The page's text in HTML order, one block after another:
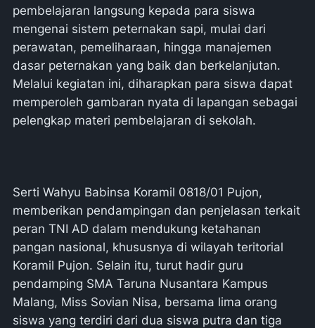
pembelajaran langsung kepada para siswa
mengenai sistem peternakan sapi, mulai dari
perawatan, pemeliharaan, hingga manajemen
dasar peternakan yang baik dan berkelanjutan.
Melalui kegiatan ini, diharapkan para siswa dapat
memperoleh gambaran nyata di lapangan sebagai
pelengkap materi pembelajaran di sekolah.
Serti Wahyu Babinsa Koramil 0818/01 Pujon,
memberikan pendampingan dan penjelasan terkait
peran TNI AD dalam mendukung ketahanan
pangan nasional, khususnya di wilayah teritorial
Koramil Pujon. Selain itu, turut hadir guru
pendamping SMA Taruna Nusantara Kampus
Malang, Miss Sovian Nisa, bersama lima orang
siswa yang terdiri dari dua siswa putra dan tiga